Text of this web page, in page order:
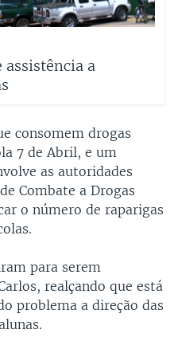
a
consomem drogas
7 de Abril, e um
as autoridades
Combate a Drogas
o número de raparigas
para serem
realçando que está
problema a direção das